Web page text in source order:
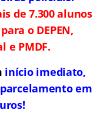
de 7.300 alunos
o DEPEN,
e PMDF.
início imediato,
em